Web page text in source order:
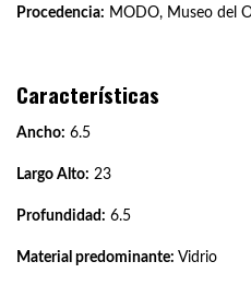
Procedencia: MODO, Museo del
Características
Ancho: 6.5
Largo Alto: 23
Profundidad: 6.5
Material predominante: Vidrio